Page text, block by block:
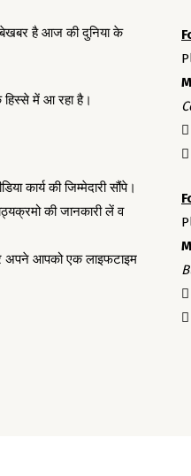
है आज की दुनिया के
में आ रहा है।
कार्य की जिम्मेदारी सौंपे।
की जानकारी लें व
अपने आपको एक लाइफटाइम